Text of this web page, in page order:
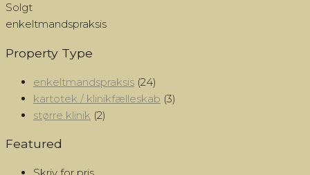
Solgt
enkeltmandspraksis
Property Type
enkeltmandspraksis (24)
kartotek / klinikfælleskab (3)
større klinik (2)
Featured
Skriv for pris